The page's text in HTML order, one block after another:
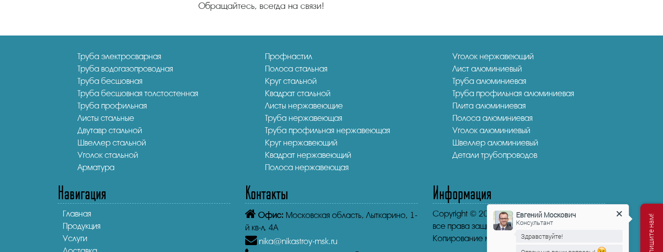
Обращайтесь, всегда на связи!
Труба электросварная
Труба водогазопроводная
Труба бесшовная
Труба бесшовная толстостенная
Труба профильная
Листы стальные
Двутавр стальной
Швеллер стальной
Уголок стальной
Арматура
Профнастил
Полоса стальная
Круг стальной
Квадрат стальной
Листы нержавеющие
Труба нержавеющая
Труба профильная нержавеющая
Круг нержавеющий
Квадрат нержавеющий
Полоса нержавеющая
Уголок нержавеющий
Лист алюминиевый
Труба алюминиевая
Труба профильная алюминиевая
Плита алюминиевая
Полоса алюминиевая
Уголок алюминиевый
Швеллер алюминиевый
Детали трубопроводов
Навигация
Главная
Продукция
Услуги
Контакты
Офис: Московская область, Лыткарино, 1-
й кв-л, 4А
nika@nikastroy-msk.ru
Информация
Copyright © 2016-2026."НикаСтрой"
все права защищены.
Копирование материала запрещено.
Евгений Москович
Консультант
Здравствуйте!